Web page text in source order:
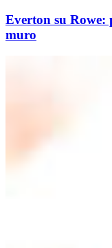
Everton su
muro